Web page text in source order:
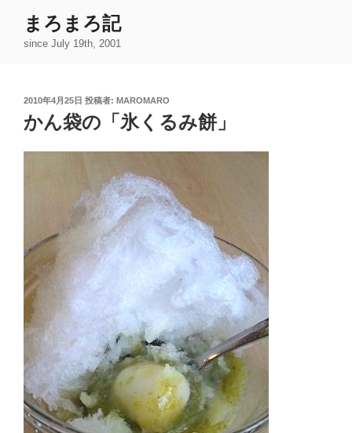
まろまろ記
since July 19th, 2001
投
稿
日:
2010年4月25日 投稿者: MAROMARO
かん袋の「氷くるみ餅」